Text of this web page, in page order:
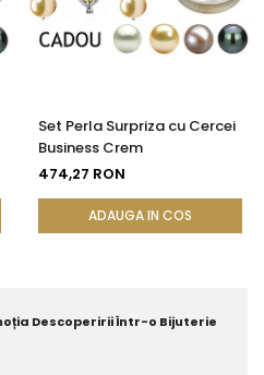
Set Perla Surpriza cu Cercei
Business Crem
474,27 RON
ADAUGA IN COS
Descoperirii Într-o Bijuterie